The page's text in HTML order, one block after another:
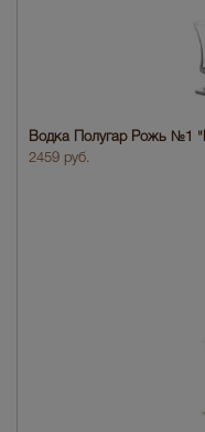
Водка Полугар Рожь №1
2459 руб.